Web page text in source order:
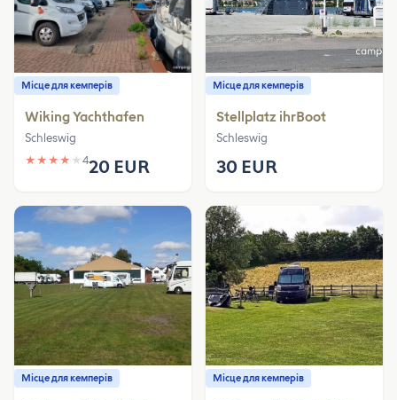
Місце для кемперів
Wiking Yachthafen
Schleswig
★ ★ ★ ★ ★ 420 EUR
Місце для кемперів
Stellplatz ihrBoot
Schleswig
30 EUR
Місце для кемперів Місце для кемперів